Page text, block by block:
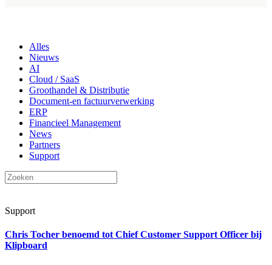
Alles
Nieuws
AI
Cloud / SaaS
Groothandel & Distributie
Document-en factuurverwerking
ERP
Financieel Management
News
Partners
Support
Support
Chris Tocher benoemd tot Chief Customer Support Officer bij
Klipboard